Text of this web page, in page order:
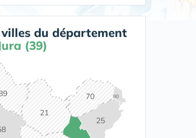
villes du département
(39)
21
25
70 90